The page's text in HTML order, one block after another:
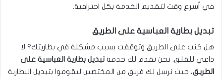
في أسرع وقت لتقديم الخدمة بكل احترافية.
تبديل بطارية العباسية على الطريق
هل كنت على الطريق وتوقفت بسبب مشكلة في بطاريتك؟ لا
داعي للقلق. نحن نقدم لك خدمةتبديل بطارية العباسية على
الطريق، حيث نرسل لك فريق من المختصين ليقوموا بتبديل البطارية